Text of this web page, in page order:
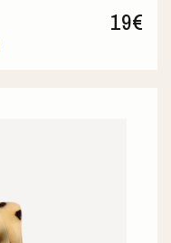
19€